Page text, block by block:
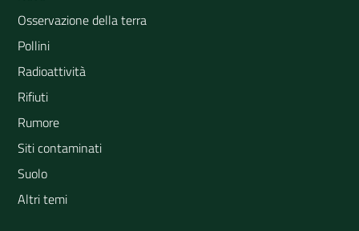
Osservazione della terra
Pollini
Radioattività
Rifiuti
Rumore
Siti contaminati
Suolo
Altri temi